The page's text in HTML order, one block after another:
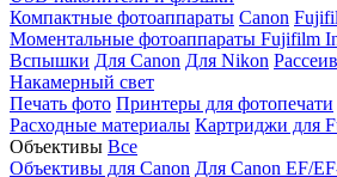
Компактные фотоаппараты Canon
Моментальные фотоаппараты Fujifilm
Вспышки Для Canon Для Nikon
Накамерный свет
Печать фото Принтеры для фотопечати
Расходные материалы Картриджи для
Объективы Все
Объективы для Canon Для Canon EF/